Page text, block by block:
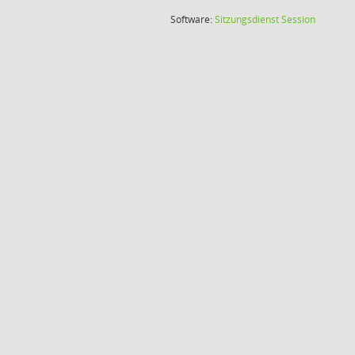
Software:SitzungsdienstSession(Wird in